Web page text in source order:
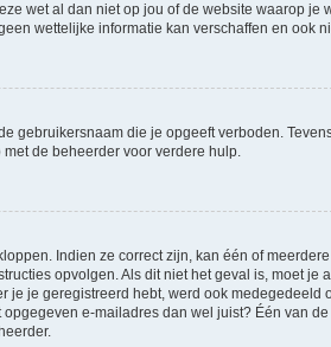
wet al dan niet op jou of de website waarop
wettelijke informatie kan verschaffen en
gebruikersnaam die je opgeeft verboden.
de beheerder voor verdere hulp.
Indien ze correct zijn, kan één of
opvolgen. Als dit niet het geval is, moet
je je geregistreerd hebt, werd ook
e-mailadres dan wel juist? Één van